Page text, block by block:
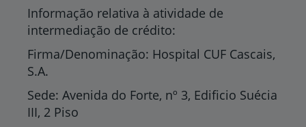
Informação relativa à atividade de
intermediação de crédito:
Firma/Denominação: Hospital CUF Cascais,
S.A.
Sede: Avenida do Forte, nº 3, Edificio Suécia
III, 2 Piso